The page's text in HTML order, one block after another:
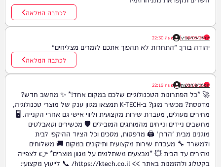
לכתבה המלאה
יצחק אייזיקוביץ'
08/08/26
| בשעה 22:30
יהודה בורן: "התחרות לא תהפוך אתכם לזמרים מצליחים"
לכתבה המלאה
המחדש חדשות
08/08/26
| בשעה 22:19
🚀 *כל הפתרונות הטכנולוגיים שלכם במקום אחד!* ✨ מחשב חדש?
מדפסת? מכשיר מוגן? ב-K-TECH תמצאו מגוון ענק של מוצרי טכנולוגיה,
מחירים מעולים, מעבדת שירות מקצועית וליווי אישי גם אחרי הקנייה. 🖥️
מחשבים ניידים ונייחים מהמותגים המובילים 🛡️ מכשירים וטאבלטים
מוגנים מבית 'הדרן' 🖨️ מדפסות, מסכים וכל הציוד ההיקפי לבית
ולמשרד 🔧 מעבדת שירות מקצועית ותיקונים במקום 🚚 משלוחים
מהירים עד הבית 💥 *מבצעים משתלמים על מגוון מוצרים* 👉 לצפייה
בקטלוג ולהזמנות באתר >> https://ktech.co.il/ 📞 לייעוץ מקצועי: